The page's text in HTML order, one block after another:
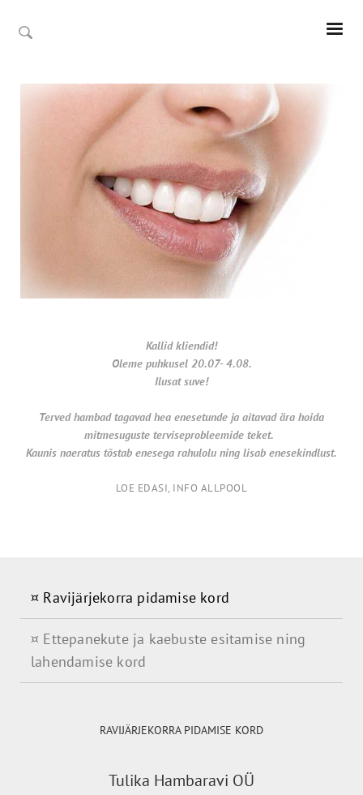
Kallid kliendid!
Oleme puhkusel 20.07- 4.08.
Ilusat suve!
Terved hambad tagavad hea enesetunde ja aitavad ära hoida
mitmesuguste terviseprobleemide teket.
Kaunis naeratus tõstab enesega rahulolu ning lisab enesekindlust.
LOE EDASI, INFO ALLPOOL
¤ Ravijärjekorra pidamise kord
¤ Ettepanekute ja kaebuste esitamise ning
lahendamise kord
RAVIJÄRJEKORRA PIDAMISE KORD
Tulika Hambaravi OÜ